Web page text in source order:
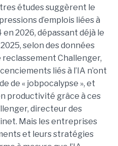
études suggèrent le
d’emplois liées à
2026, dépassant déjà le
selon des données
Challenger,
liés à l’IA n’ont
de « jobpocalypse », et
productivité grâce à ces
directeur des
Mais les entreprises
et leurs stratégies